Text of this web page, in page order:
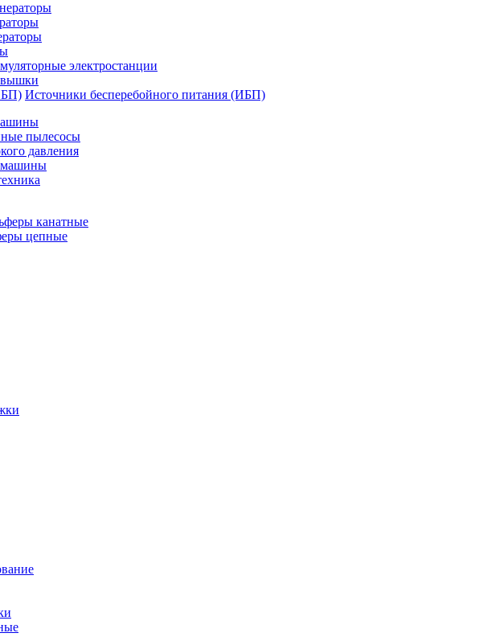
электростанции
вышки
Источники бесперебойного питания (ИБП)
пылесосы
давления
машины
канатные
цепные